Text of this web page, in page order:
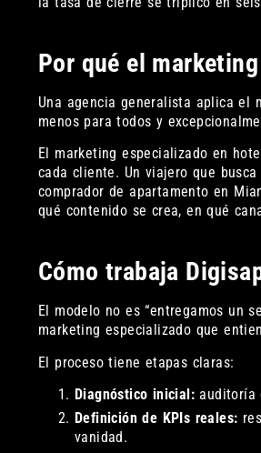
Por qué el
Una agencia generalista aplica el
menos para todos y
El marketing especializado en
cada cliente. Un viajero que
comprador de apartamento en
qué contenido se crea, en qué
Cómo trabaja
El modelo no es “entregamos un
marketing especializado que
El proceso tiene etapas claras:
Diagnóstico inicial: auditoría
Definición de KPIs reales:
vanidad.